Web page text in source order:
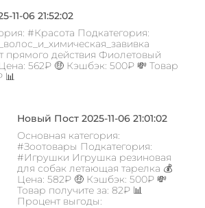
11-06 21:52:02
#Красота Подкатегория:
прямого действия Фиолетовый
562₽ 🤑 Кэшбэк: 500₽ 💸 Товар
📊
Новый Пост 2025-11-06 21:01:02
Основная категория:
#Зоотовары Подкатегория:
#Игрушки Игрушка резиновая
для собак летающая тарелка 💰
Цена: 582₽ 🤑 Кэшбэк: 500₽ 💸
Товар получите за: 82₽ 📊
Процент выгоды: